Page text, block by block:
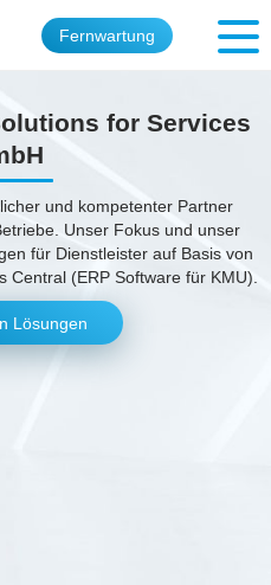
Fernwartung
for Services
und kompetenter Partner
Unser Fokus und unser
für Dienstleister auf Basis von
Central (ERP Software für KMU).
Lösungen